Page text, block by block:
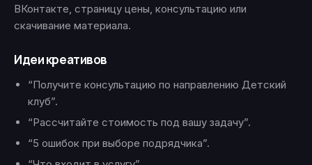
ВКонтакте, страницу цены, консультацию или
скачивание материала.
Идеи креативов
“Получите консультацию по направлению Детский
клуб”.
“Рассчитайте стоимость под вашу задачу”.
“5 ошибок при выборе подрядчика”.